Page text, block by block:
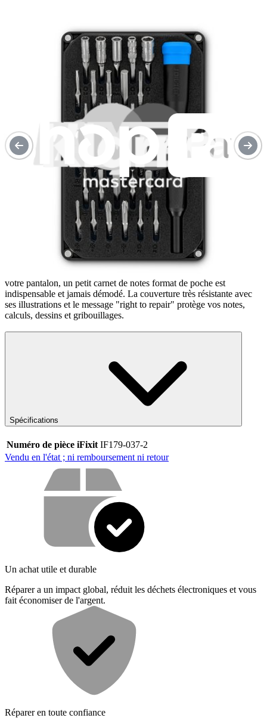
Rejoindre iFixitPro
Un achat utile et durable ! Réparer a un impact global, réduit les
déchets électroniques et vous fait économiser de l'argent.
Tous nos produits répondent à des normes de qualité rigoureuses
et sont couverts par des garanties à la pointe de l’industrie.
Expédition sous 24h, hors week-ends et jours fériés.
Retour possible sous 14 jours
votre pantalon, un petit carnet de notes format de poche est
indispensable et jamais démodé. La couverture très résistante avec
ses illustrations et le message "right to repair" protège vos notes,
calculs, dessins et gribouillages.
Spécifications
Numéro de pièce iFixit IF179-037-2
Vendu en l'état ; ni remboursement ni retour
Vos avantages
Un achat utile et durable
Réparer a un impact global, réduit les déchets électroniques et vous
fait économiser de l'argent.
Réparer en toute confiance